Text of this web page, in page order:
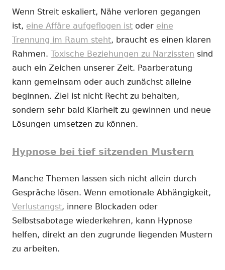
Wenn Streit eskaliert, Nähe verloren gegangen
ist, eine Affäre aufgeflogen ist oder eine
Trennung im Raum steht, braucht es einen klaren
Rahmen. Toxische Beziehungen zu Narzissten sind
auch ein Zeichen unserer Zeit. Paarberatung
kann gemeinsam oder auch zunächst alleine
beginnen. Ziel ist nicht Recht zu behalten,
sondern sehr bald Klarheit zu gewinnen und neue
Lösungen umsetzen zu können.
Hypnose bei tief sitzenden Mustern
Manche Themen lassen sich nicht allein durch
Gespräche lösen. Wenn emotionale Abhängigkeit,
Verlustangst, innere Blockaden oder
Selbstsabotage wiederkehren, kann Hypnose
helfen, direkt an den zugrunde liegenden Mustern
zu arbeiten.